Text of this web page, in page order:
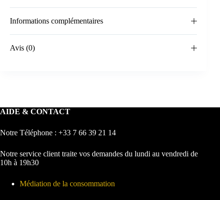
Informations complémentaires
Avis (0)
AIDE & CONTACT
Notre Téléphone : +33 7 66 39 21 14
Notre service client traite vos demandes du lundi au vendredi de
10h à 19h30
Médiation de la consommation